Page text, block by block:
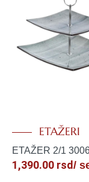
ETAŽERI
ETAŽER 2/1
1,390.00 rsd /